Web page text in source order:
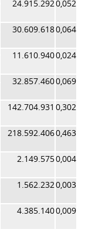
24.915.292
30.609.618
11.610.940
32.857.460
142.704.931
218.592.406
2.149.575
1.562.232
4.385.140